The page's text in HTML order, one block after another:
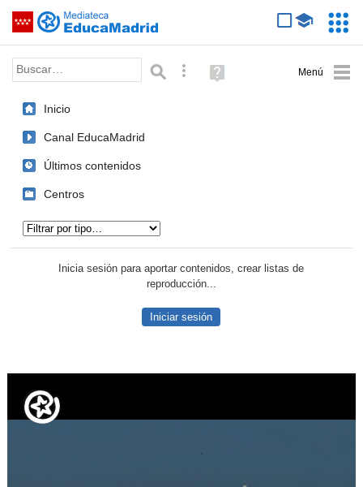
Saltar navegación
Palabra o frase: Búsqueda avanzada
Ayuda
(en
Inicio
Canal EducaMadrid
Últimos contenidos
Centros
Inicia sesión para aportar contenidos, crear listas de
reproducción...
Iniciar sesión